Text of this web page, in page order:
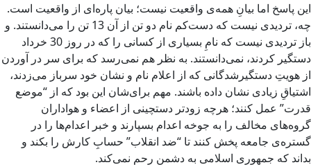
اين پاسخ اما بيانِ همه‌ى واقعيت نيست؛ بيان پاره‌اى از واقعيت است.
چه، ترديدى نيست که دست‌کم نام دو تن از آن 13 تن را مى‌دانستند. و
باز ترديدى ‌نيست که نامِ بسيارى از کسانى را که در روز‌ 30 خرداد
دستگير کردند، نمى‌دانستند. به نظر هم نمى‌رسد که براى سر در آوردن
از هويتِ دستگيرشدگانى که از اعلام نام و نشان خود سرباز مى‌زدند،
اشتياقِ زيادى نشان داده باشند. مهم براى‌شان اين بود که از “‌موضع
قدرت‌” عمل کنند؛ هرچه زودتر دستچينى از اعضاء و هواداران
گروه‌هاى مخالف را به جوخه اعدام بسپارند و خبر اعدام‌ها را در
گستره‌ى جامعه پخش‏ کنند تا “‌ضد انقلاب” حسابِ کارش‏ را بکند و
بداند که جمهورى اسلامى به دشمن رحم نمى‌کند.